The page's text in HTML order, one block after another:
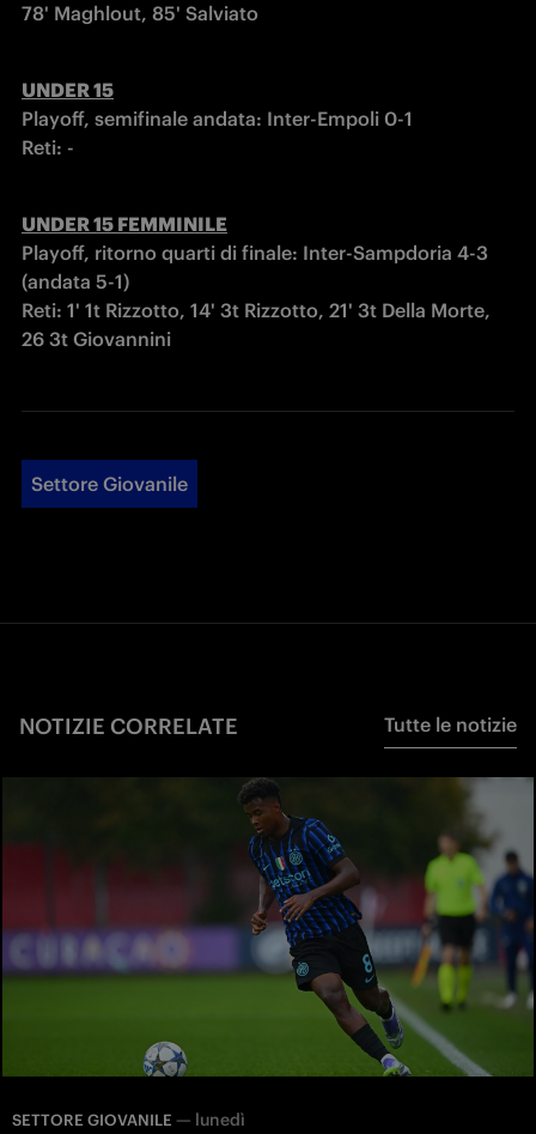
78' Maghlout, 85' Salviato
UNDER 15
Playoff, semifinale andata: Inter-Empoli 0-1
Reti: -
UNDER 15 FEMMINILE
Playoff, ritorno quarti di finale: Inter-Sampdoria 4-3
(andata 5-1)
Reti: 1' 1t Rizzotto, 14' 3t Rizzotto, 21' 3t Della Morte,
26 3t Giovannini
Settore Giovanile
NOTIZIE CORRELATE Tutte le notizie
SETTORE GIOVANILE — lunedì